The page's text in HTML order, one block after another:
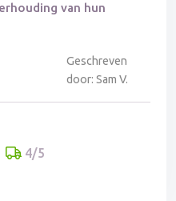
van hun
Geschreven
door: Sam V.
4/5